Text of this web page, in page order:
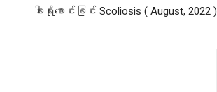
ခါးရိုးစောင်းခြင်း Scoliosis ( August, 2022 )